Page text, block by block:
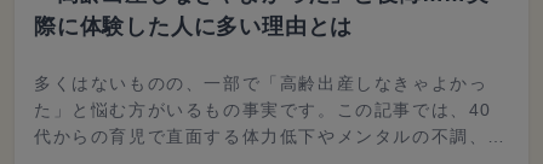
際に体験した人に多い理由とは
多くはないものの、一部で「高齢出産しなきゃよかっ
た」と悩む方がいるもの事実です。この記事では、40
代からの育児で直面する体力低下やメンタルの不調、子